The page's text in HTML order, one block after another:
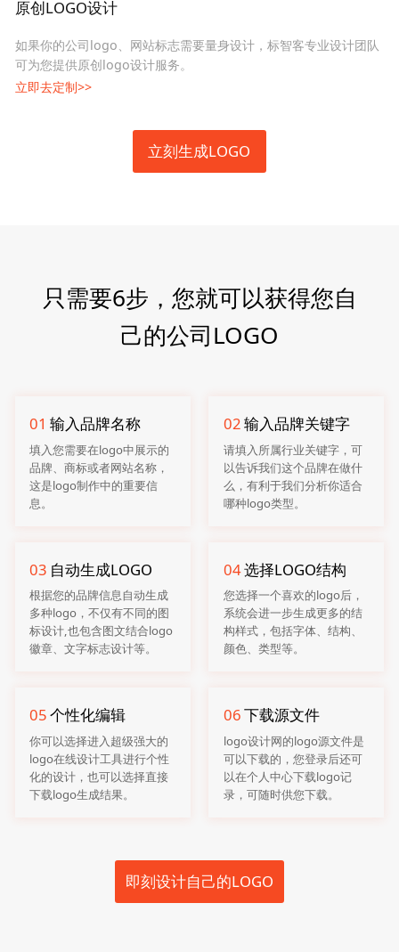
原创LOGO设计
如果你的公司logo、网站标志需要量身设计，标智客专业设计团队
可为您提供原创logo设计服务。
立即去定制>>
立刻生成LOGO
只需要6步，您就可以获得您自
己的公司LOGO
01 输入品牌名称
填入您需要在logo中展示的
品牌、商标或者网站名称，
这是logo制作中的重要信
息。
02输入品牌关键字
请填入所属行业关键字，可
以告诉我们这个品牌在做什
么，有利于我们分析你适合
哪种logo类型。
03 自动生成LOGO
根据您的品牌信息自动生成
多种logo，不仅有不同的图
标设计,也包含图文结合logo
徽章、文字标志设计等。
04选择LOGO结构
您选择一个喜欢的logo后，
系统会进一步生成更多的结
构样式，包括字体、结构、
颜色、类型等。
05个性化编辑
你可以选择进入超级强大的
logo在线设计工具进行个性
化的设计，也可以选择直接
下载logo生成结果。
06下载源文件
logo设计网的logo源文件是
可以下载的，您登录后还可
以在个人中心下载logo记
录，可随时供您下载。
即刻设计自己的LOGO